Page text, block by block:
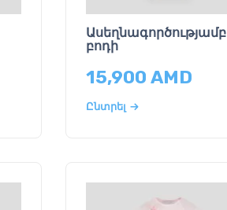
Ասեղնագործությամբ
բոդի
15,900AMD
Ընտրել